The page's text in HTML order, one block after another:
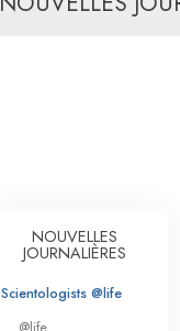
NOUVELLES
JOURNALIÈRES
Scientologists @life